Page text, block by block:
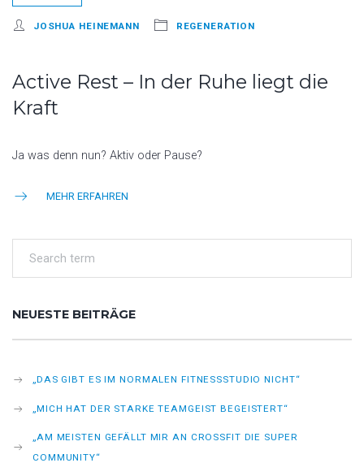
JOSHUA HEINEMANN REGENERATION
Active Rest – In der Ruhe liegt die
Kraft
Ja was denn nun? Aktiv oder Pause?
MEHR ERFAHREN
NEUESTE BEITRÄGE
„DAS GIBT ES IM NORMALEN FITNESSSTUDIO NICHT“
„MICH HAT DER STARKE TEAMGEIST BEGEISTERT“
„AM MEISTEN GEFÄLLT MIR AN CROSSFIT DIE SUPER
COMMUNITY“